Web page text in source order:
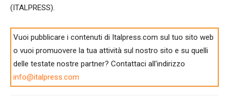
(ITALPRESS).
Vuoi pubblicare i contenuti di Italpress.com sul tuo sito web
o vuoi promuovere la tua attività sul nostro sito e su quelli
delle testate nostre partner? Contattaci all'indirizzo
info@italpress.com